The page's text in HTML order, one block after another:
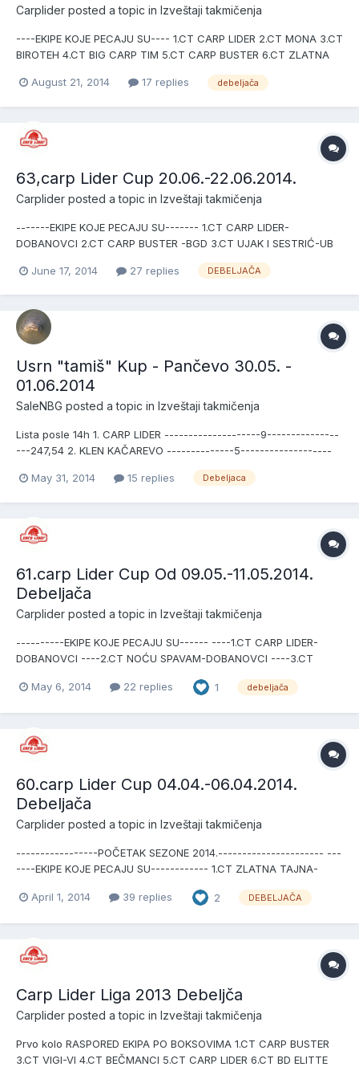
Carplider posted a topic in Izveštaji takmičenja
----EKIPE KOJE PECAJU SU---- 1.CT CARP LIDER 2.CT MONA 3.CT
BIROTEH 4.CT BIG CARP TIM 5.CT CARP BUSTER 6.CT ZLATNA
August 21, 2014
17 replies debeljača
63,carp Lider Cup 20.06.-22.06.2014.
Carplider posted a topic in Izveštaji takmičenja
-------EKIPE KOJE PECAJU SU------- 1.CT CARP LIDER-
DOBANOVCI 2.CT CARP BUSTER -BGD 3.CT UJAK I SESTRIĆ-UB
ZLATNI KARAŠ 2-PAVLIŠ 7.CT ROKADA-VRŠAC 8.CT LIBERO-
June 17, 2014 27 replies DEBELJAČA
Usrn "tamiš" Kup - Pančevo 30.05. -
01.06.2014
SaleNBG posted a topic in Izveštaji takmičenja
Lista posle 14h 1. CARP LIDER --------------------9---------------
---247,54 2. KLEN KAČAREVO --------------5-------------------
-56,38 4. TAMIŠ IV -------------------------3--------------------
May 31, 2014 15 replies Debeljaca
61.carp Lider Cup Od 09.05.-11.05.2014.
Debeljača
Carplider posted a topic in Izveštaji takmičenja
----------EKIPE KOJE PECAJU SU------ ----1.CT CARP LIDER-
DOBANOVCI ----2.CT NOĆU SPAVAM-DOBANOVCI ----3.CT
BAU-BAU-VRŠAC ----6.CT ACA-BGD ----7.CT AVI CARP-
May 6, 2014 22 replies 1 debeljača
60.carp Lider Cup 04.04.-06.04.2014.
Debeljača
Carplider posted a topic in Izveštaji takmičenja
-----------------POČETAK SEZONE 2014.---------------------- ---
----EKIPE KOJE PECAJU SU------------ 1.CT ZLATNA TAJNA-
4.CT VIGI-VI-OBRENOVAC 5.CT PIRATI-BEČMEN 6.CT VIKORIYA-
April 1, 2014 39 replies 2 DEBELJAČA
Carp Lider Liga 2013 Debeljča
Carplider posted a topic in Izveštaji takmičenja
Prvo kolo RASPORED EKIPA PO BOKSOVIMA 1.CT CARP BUSTER
3.CT VIGI-VI 4.CT BEČMANCI 5.CT CARP LIDER 6.CT BD ELITTE